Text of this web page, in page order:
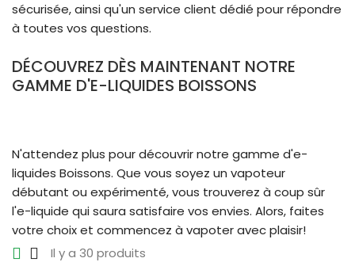
sécurisée, ainsi qu'un service client dédié pour répondre
à toutes vos questions.
DÉCOUVREZ DÈS MAINTENANT NOTRE
GAMME D'E-LIQUIDES BOISSONS
N'attendez plus pour découvrir notre gamme d'e-
liquides Boissons. Que vous soyez un vapoteur
débutant ou expérimenté, vous trouverez à coup sûr
l'e-liquide qui saura satisfaire vos envies. Alors, faites
votre choix et commencez à vapoter avec plaisir!
Il y a 30 produits